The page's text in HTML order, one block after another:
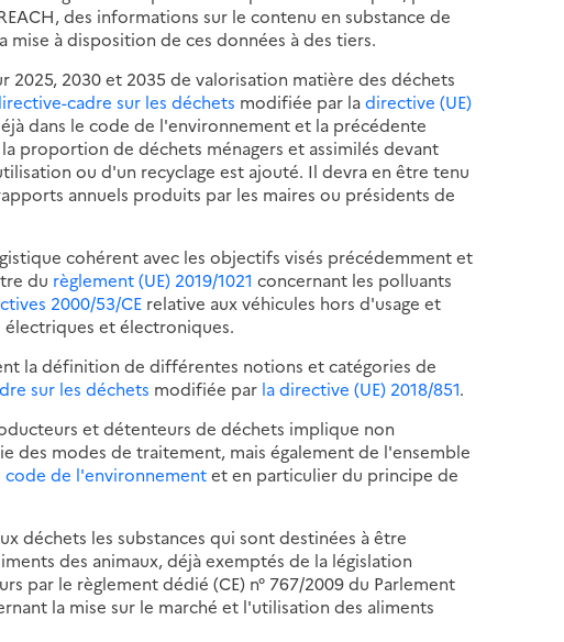
des informations sur le contenu en substance de
mise à disposition de ces données à des tiers.
2025, 2030 et 2035 de valorisation matière des déchets
cadre sur les déchets modifiée par ladirective (UE)
dans le code de l'environnement et la précédente
proportion de déchets ménagers et assimilés devant
ou d'un recyclage est ajouté. Il devra en être tenu
annuels produits par les maires ou présidents de
cohérent avec les objectifs visés précédemment et
du règlement (UE) 2019/1021 concernant les polluants
2000/53/CE relative aux véhicules hors d'usage et
et électroniques.
la définition de différentes notions et catégories de
sur les déchets modifiée par la directive (UE) 2018/851.
et détenteurs de déchets implique non
des modes de traitement, mais également de l'ensemble
code de l'environnementet en particulier du principe de
déchets les substances qui sont destinées à être
des animaux, déjà exemptés de la législation
par le règlement dédié (CE) n° 767/2009 du Parlement
la mise sur le marché et l'utilisation des aliments